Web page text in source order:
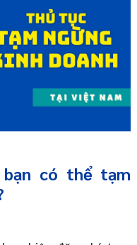
có thể tạm